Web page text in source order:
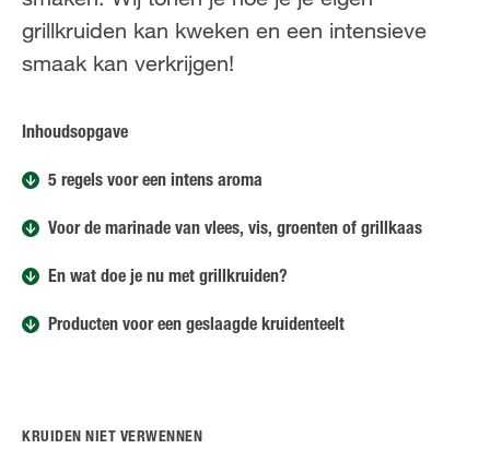
grillkruiden kan kweken en een intensieve
smaak kan verkrijgen!
Inhoudsopgave
5 regels voor een intens aroma
Voor de marinade van vlees, vis, groenten of grillkaas
En wat doe je nu met grillkruiden?
Producten voor een geslaagde kruidenteelt
KRUIDEN NIET VERWENNEN